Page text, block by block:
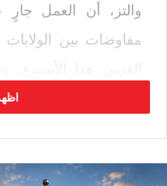
والتز، أن العمل
مفاوضات بين
تمرير القرار